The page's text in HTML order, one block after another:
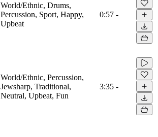
World/Ethnic, Drums,
Percussion, Sport, Happy,
Upbeat
0:57 -
World/Ethnic, Percussion,
Jewsharp, Traditional,
Neutral, Upbeat, Fun
3:35 -